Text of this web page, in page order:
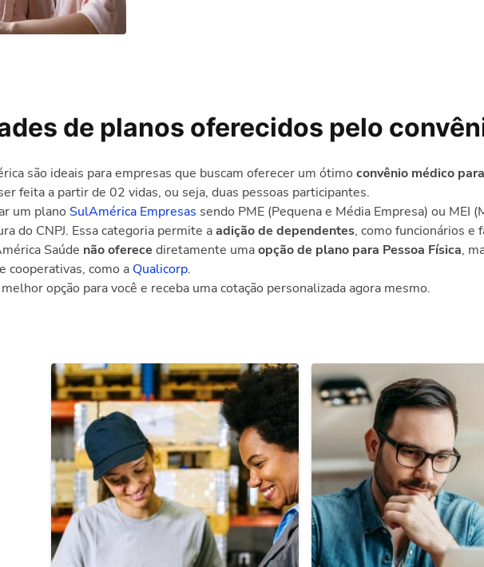
de planos oferecidos pelo
são ideais para empresas que buscam oferecer um ótimo convênio médico
feita a partir de 02 vidas, ou seja, duas pessoas participantes.
um plano SulAmérica Empresas sendo PME (Pequena e Média Empresa) ou MEI
do CNPJ. Essa categoria permite aadição de dependentes, como funcionários e
Saúde não oferece diretamente umaopção de plano para Pessoa Física,
cooperativas, como a Qualicorp.
opção para você e receba uma cotação personalizada agora mesmo.